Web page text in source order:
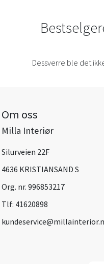
Dessverre ble det
Om oss
Milla Interiør
Silurveien 22F
4636 KRISTIANSAND S
Org. nr. 996853217
Tlf: 41620898